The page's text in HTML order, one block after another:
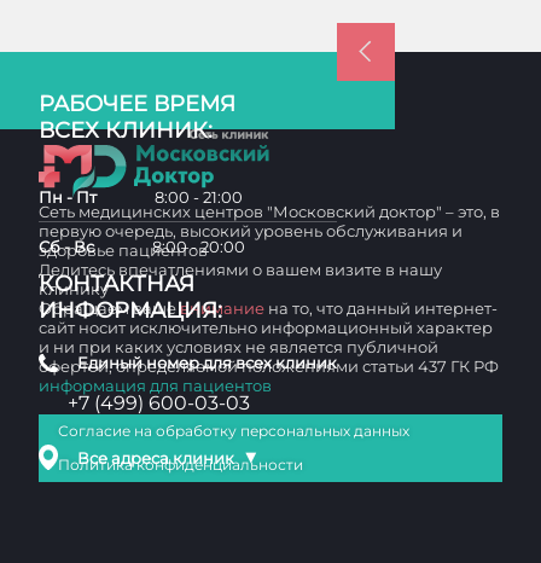
РАБОЧЕЕ ВРЕМЯ
ВСЕХ КЛИНИК:
Пн - Пт 8:00 - 21:00
Сб - Вс 8:00 - 20:00
КОНТАКТНАЯ
ИНФОРМАЦИЯ:
Единый номер для всех клиник
+7 (499) 600-03-03
Все адреса клиник ▼
Сеть медицинских центров "Московский доктор" – это, в
первую очередь, высокий уровень обслуживания и
здоровье пациентов
Делитесь впечатлениями о вашем визите в нашу
клинику
Обращаем вашевнимание на то, что данный интернет-
сайт носит исключительно информационный характер
и ни при каких условиях не является публичной
офертой, определяемой положениями статьи 437 ГК РФ
информация для пациентов
Согласие на обработку персональных данных
Политика конфиденциальности